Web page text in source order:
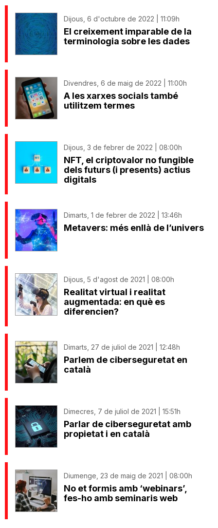
Dijous, 6 d'octubre de 2022 | 11:09h
El creixement imparable de la
terminologia sobre les dades
Divendres, 6 de maig de 2022 | 11:00h
A les xarxes socials també
utilitzem termes
Dijous, 3 de febrer de 2022 | 08:00h
NFT, el criptovalor no fungible
dels futurs (i presents) actius
digitals
Dimarts, 1 de febrer de 2022 | 13:46h
Metavers: més enllà de l’univers
Dijous, 5 d'agost de 2021 | 08:00h
Realitat virtual i realitat
augmentada: en què es
diferencien?
Dimarts, 27 de juliol de 2021 | 12:48h
Parlem de ciberseguretat en
català
Dimecres, 7 de juliol de 2021 | 15:51h
Parlar de ciberseguretat amb
propietat i en català
Diumenge, 23 de maig de 2021 | 08:00h
No et formis amb ‘webinars’,
fes-ho amb seminaris web